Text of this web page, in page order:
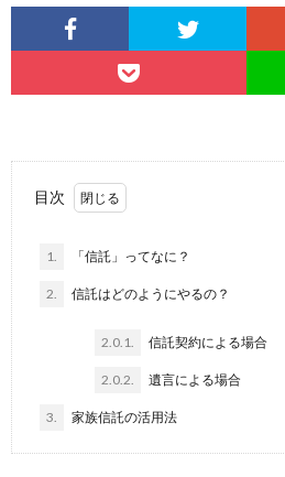
目次
1. 「信託」ってなに？
2. 信託はどのようにやるの？
2.0.1. 信託契約による場合
2.0.2. 遺言による場合
3. 家族信託の活用法